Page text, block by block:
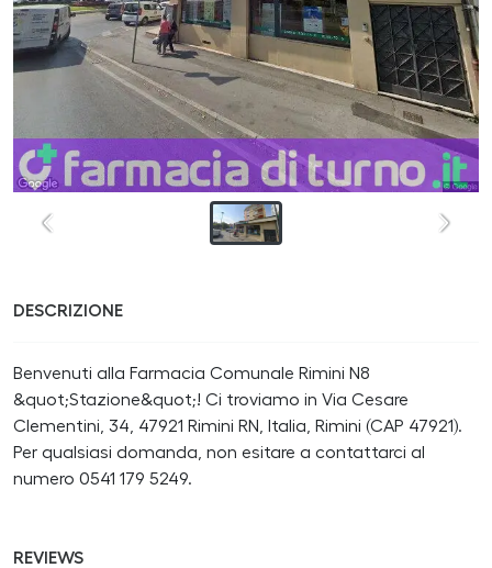
DESCRIZIONE
Benvenuti alla Farmacia Comunale Rimini N8
&quot;Stazione&quot;! Ci troviamo in Via Cesare
Clementini, 34, 47921 Rimini RN, Italia, Rimini (CAP 47921).
Per qualsiasi domanda, non esitare a contattarci al
numero 0541 179 5249.
REVIEWS